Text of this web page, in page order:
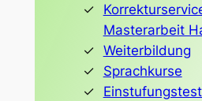
Masterarbeit
Weiterbildung
Sprachkurse